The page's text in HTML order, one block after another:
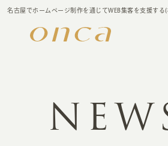
名古屋でホームページ制作を通じてWEB集客を支援す